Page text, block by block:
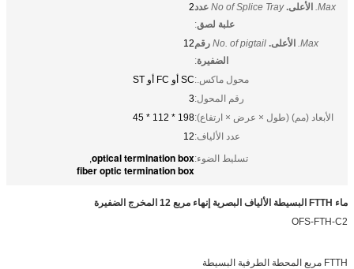
Max. الأعلى. No of Splice Tray عدد
علبة لصق:
2
Max. الأعلى. No. of pigtail رقم
الضفيرة:
12
محول ماكس.:SC أو FC أو ST
رقم المحول:3
الأبعاد (مم) (طول × عرض × ارتفاع):198 * 112 * 45
عدد الألياف:12
تسليط الضوء:optical termination box
,
fiber optic termination box
ماء FTTH البسيطة الألياف البصرية إنهاء مربع 12 المخرج الضفيرة
OFS-FTH-C2
FTTH مربع المحطة الطرفية البسيطة